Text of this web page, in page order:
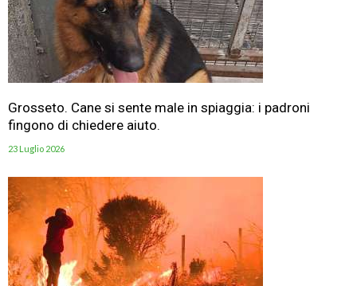
Grosseto. Cane si sente male in spiaggia: i padroni
fingono di chiedere aiuto.
23 Luglio 2026